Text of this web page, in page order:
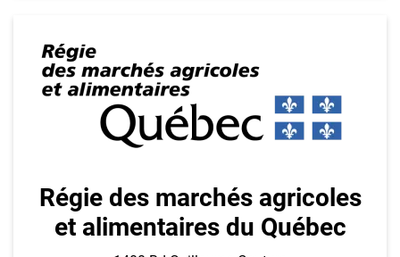
Régie des marchés agricoles
et alimentaires du Québec